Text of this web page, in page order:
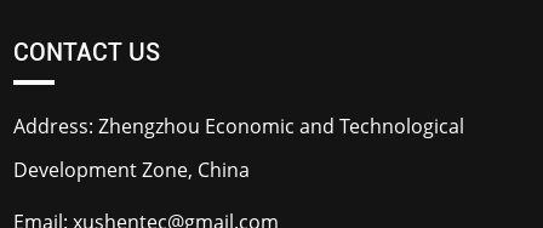
CONTACT US
Address: Zhengzhou Economic and Technological
Development Zone, China
Email:xushentec@gmail.com